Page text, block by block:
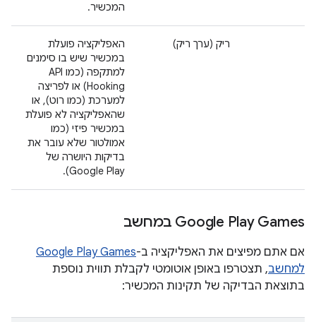
המכשיר.
ריק (ערך ריק)
האפליקציה פועלת
במכשיר שיש בו סימנים
למתקפה (כמו API
Hooking) או לפריצה
למערכת (כמו רוט), או
שהאפליקציה לא פועלת
במכשיר פיזי (כמו
אמולטור שלא עובר את
בדיקות היושרה של
Google Play).
Google Play Games במחשב
אם אתם מפיצים את האפליקציה ב-Google Play Games
למחשב, תצטרפו באופן אוטומטי לקבלת תווית נוספת
בתוצאת הבדיקה של תקינות המכשיר: